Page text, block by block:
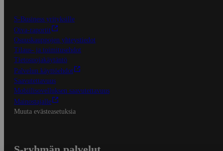
S-Business yrityksille
Oiva-raportit
Osuuskauppojen yhteystiedot
Tilaus- ja toimitusehdot
Tietosuojakäytäntö
Palvelun käyttöehdot
Saavutettavuus
Mobiilisovelluksen saavutettavuus
Mainostajalle
Muuta evästeasetuksia